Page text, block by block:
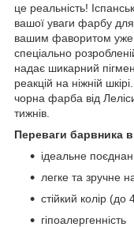
це реальність!
вашої уваги фарбу
вашим фаворитом уже
спеціально
надає шикарний
реакцій на ніжній
чорна фарба від
тижнів.
Переваги барвника
ідеальне
легке та зручне
стійкий колір (до
гіпоалергенність